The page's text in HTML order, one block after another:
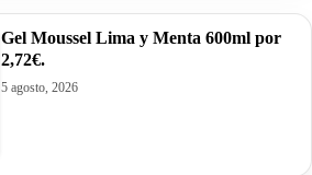
Gel Moussel Lima y Menta 600ml por
2,72€.
5 agosto, 2026